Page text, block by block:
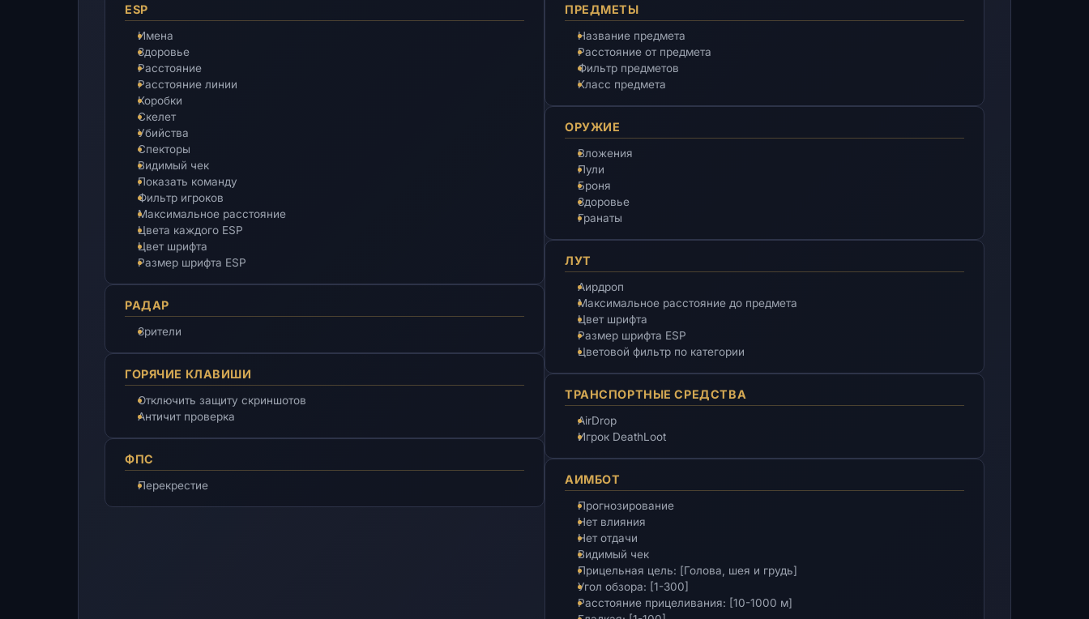
ESP
Имена
Здоровье
Расстояние
Расстояние линии
Коробки
Скелет
Убийства
Спекторы
Видимый чек
Показать команду
Фильтр игроков
Максимальное расстояние
Цвета каждого ESP
Цвет шрифта
Размер шрифта ESP
РАДАР
Зрители
ГОРЯЧИЕ КЛАВИШИ
Отключить защиту скриншотов
Античит проверка
ФПС
Перекрестие
ПРЕДМЕТЫ
Название предмета
Расстояние от предмета
Фильтр предметов
Класс предмета
ОРУЖИЕ
Вложения
Пули
Броня
Здоровье
Гранаты
ЛУТ
Аирдроп
Максимальное расстояние до предмета
Цвет шрифта
Размер шрифта ESP
Цветовой фильтр по категории
ТРАНСПОРТНЫЕ СРЕДСТВА
AirDrop
Игрок DeathLoot
АИМБОТ
Прогнозирование
Нет влияния
Нет отдачи
Видимый чек
Прицельная цель: [Голова, шея и грудь]
Угол обзора: [1-300]
Расстояние прицеливания: [10-1000 м]